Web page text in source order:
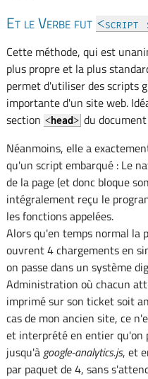
Et le Verbe fut <script
Cette méthode, qui est
plus propre et la plus
permet d'utiliser des scripts
importante d'un site web.
section <head>du document
Néanmoins, elle a
qu'un script embarqué : Le
de la page (et donc bloque
intégralement reçu le
les fonctions appelées.
Alors qu'en temps normal la
ouvrent 4 chargements en
on passe dans un système
Administration où chacun
imprimé sur son ticket soit
cas de mon ancien site, ce
et interprété en entier qu'on
jusqu'àgoogle-analytics.js, et
par paquet de 4, sans